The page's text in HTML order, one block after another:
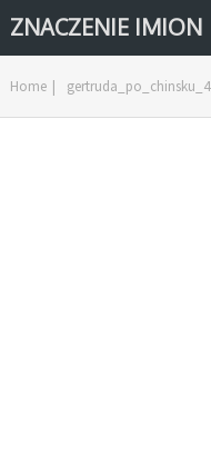
ZNACZENIE IMION
Home | gertruda_po_chinsku_4